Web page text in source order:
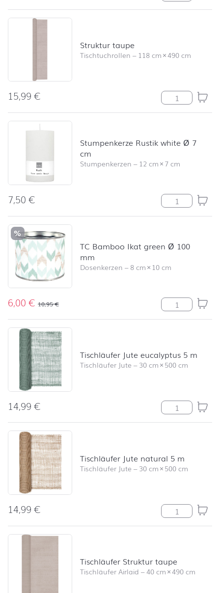
Struktur taupe
Tischtuchrollen – 118 cm×490 cm
15,99€ Struktur taupe
Stumpenkerze Rustik white Ø 7
cm
Stumpenkerzen – 12 cm×7 cm
7,50€ Stumpenkerze
%
TC Bamboo Ikat green Ø 100
mm
Dosenkerzen –8 cm× 10 cm
6,00€ 10,95€ TC Bamboo
Tischläufer Jute eucalyptus 5 m
Tischläufer Jute –30 cm×500 cm
14,99€ Tischläufer
Tischläufer Jute natural 5 m
Tischläufer Jute –30 cm×500 cm
14,99€ Tischläufer
Tischläufer Struktur taupe
Tischläufer Airlaid –40 cm×490 cm